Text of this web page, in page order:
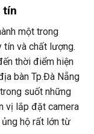
tín
một trong
tín và chất lượng.
thời điểm hiện
bàn Tp.Đà Nẵng
suốt những
vị lắp đặt camera
hộ rất lớn từ